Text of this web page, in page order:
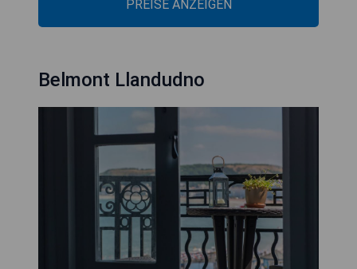
PREISE ANZEIGEN
Belmont Llandudno